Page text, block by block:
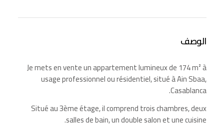
الوصف
Je mets en vente un appartement lumineux de 174 m² à
usage professionnel ou résidentiel, situé à Ain Sbaa,
Casablanca.
Situé au 3ème étage, il comprend trois chambres, deux
salles de bain, un double salon et une cuisine.